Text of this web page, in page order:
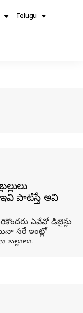
Telugu
పాటిస్తే అవి
ఏవేవో డిజైన్లు
సరే ఇంట్లో